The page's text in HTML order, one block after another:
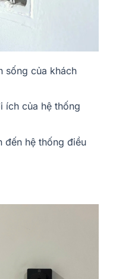
sống của khách
ích của hệ thống
đến hệ thống điều